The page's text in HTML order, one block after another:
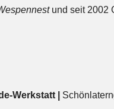
und seit 2002
Werkstatt |